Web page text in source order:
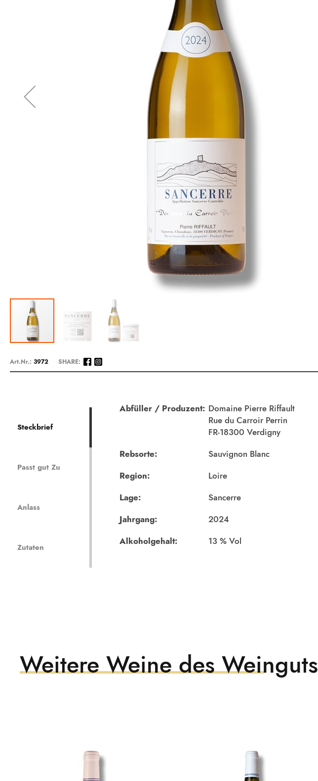
Anfang
Art.Nr.: 3972 SHARE:
Steckbrief
Passt gut Zu
Anlass
Zutaten
Beschreibung
Abfüller / Produzent: Domaine Pierre Riffault
Rue du Carroir Perrin
FR-18300 Verdigny
Rebsorte:
Sauvignon Blanc
Region:
Loire
Lage:
Sancerre
Jahrgang:
2024
Alkoholgehalt:
13
Weitere Weine des Weinguts